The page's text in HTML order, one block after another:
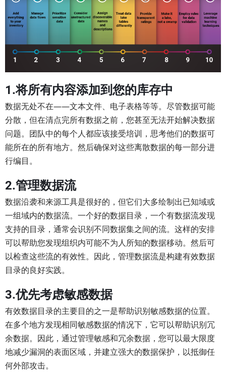
1.将所有内容添加到您的库存中
数据无处不在——文本文件、电子表格等等。尽管数据可能
分散，但在清点完所有数据之前，您甚至无法开始解决数据
问题。团队中的每个人都应该接受培训，思考他们的数据可
能所在的所有地方。然后确保对这些离散数据的每一部分进
行编目。
2.管理数据流
数据沿袭和来源工具是很好的，但它们大多绘制出已知域或
一组域内的数据流。一个好的数据目录，一个有数据流发现
支持的目录，通常会识别不同数据集之间的流。这样的安排
可以帮助您发现组织内可能不为人所知的数据移动。然后可
以检查这些流的有效性。因此，管理数据流是构建有效数据
目录的良好实践。
3.优先考虑敏感数据
有效数据目录的主要目的之一是帮助识别敏感数据的位置。
在多个地方发现相同敏感数据的情况下，它可以帮助识别冗
余数据。因此，通过管理敏感和冗余数据，您可以最大限度
地减少漏洞的表面区域，并建立强大的数据保护，以抵御任
何外部攻击。